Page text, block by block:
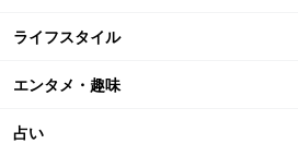
ライフスタイル
エンタメ・趣味
占い